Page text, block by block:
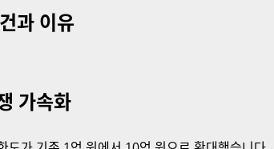
과 이유
가속화